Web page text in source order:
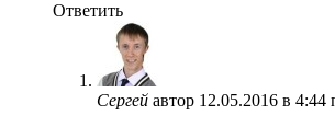
Ответить
Сергей автор 12.05.2016 в 4:44